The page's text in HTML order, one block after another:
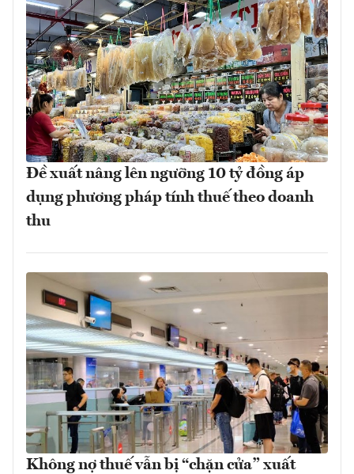
Đề xuất nâng lên ngưỡng 10 tỷ đồng áp
dụng phương pháp tính thuế theo doanh
thu
Không nợ thuế vẫn bị “chặn cửa” xuất